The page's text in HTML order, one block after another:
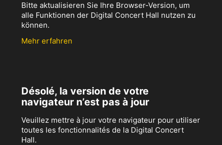
Bitte aktualisieren Sie Ihre Browser-Version, um
alle Funktionen der Digital Concert Hall nutzen zu
können.
Mehr erfahren
Désolé, la version de votre
navigateur n’est pas à jour
Veuillez mettre à jour votre navigateur pour utiliser
toutes les fonctionnalités de la Digital Concert
Hall.